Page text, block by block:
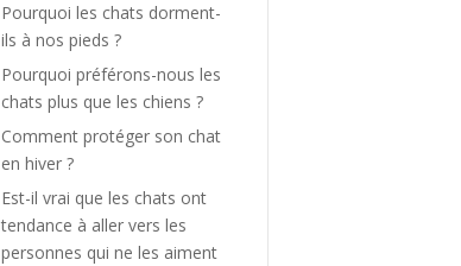
Pourquoi les chats dorment-
ils à nos pieds ?
Pourquoi préférons-nous les
chats plus que les chiens ?
Comment protéger son chat
en hiver ?
Est-il vrai que les chats ont
tendance à aller vers les
personnes qui ne les aiment